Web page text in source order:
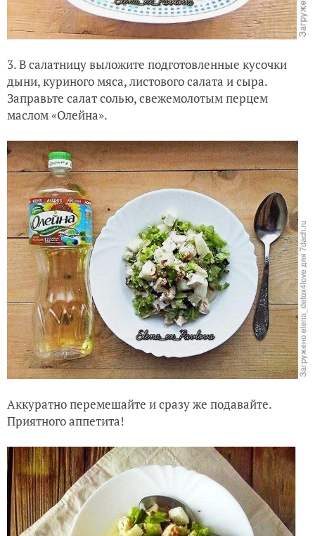
3. В салатницу выложите подготовленные кусочки
дыни, куриного мяса, листового салата и сыра.
Заправьте салат солью, свежемолотым перцем
маслом «Олейна».
Аккуратно перемешайте и сразу же подавайте.
Приятного аппетита!